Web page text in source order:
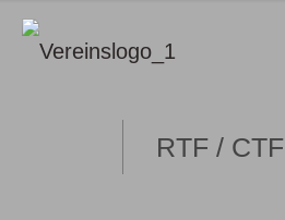
RTF / CTF